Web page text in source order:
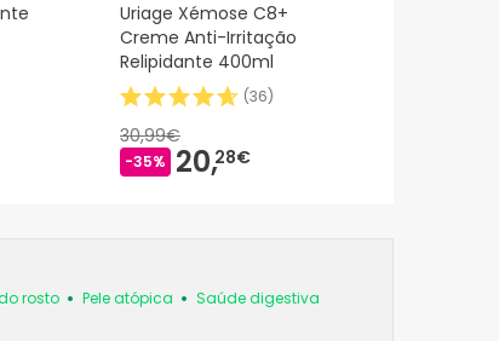
Uriage Xémose C8+
Creme Anti-Irritação
Relipidante 400ml
(36)
30,99€
-35% 20,28€
rosto Pele atópica Saúde digestiva